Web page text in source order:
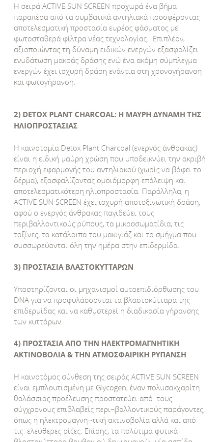
Η σειρά ACTIVE SUN SCREEN προχωρά ένα βήμα
παραπέρα από τα συμβατικά αντηλιακά προσφέροντας
αποτελεσματική προστασία ευρέος φάσματος με
φωτοσταθερά φίλτρα νέας τεχνολογίας. Eπιπλέον,
αξιοποιώντας τη δύναμη ειδικών ενεργών εξασφαλίζει
ενυδάτωση μακράς δράσης ενώ ένα ακόμη σύμπλεγμα
ενεργών έχει ισχυρή δράση ενάντια στη χρονογήρανση
και φωτογήρανση.
2) DETOX PLANT CHARCOAL: Η ΜΑΥΡΗ ΔΥΝΑΜΗ ΤΗΣ
ΗΛΙΟΠΡΟΣΤΑΣΙΑΣ
Η καινοτομία Detox Plant Charcoal (ενεργός άνθρακας)
είναι η ειδική μαύρη χρώση που υποδεικνύει την ακριβή
περιοχή εφαρμογής του αντηλιακού (χωρίς να βάφει το
δέρμα), εξασφαλίζοντας ομοιόμορφη επάλειψη και
αποτελεσματικότερη ηλιοπροστασία. Παράλληλα, η
ACTIVE SUN SCREEN έχει ισχυρή αποτοξινωτική δράση,
αφού ο ενεργός άνθρακας παγιδεύει τους
περιβαλλοντικούς ρύπους, τα μικροσωματίδια, τις
τοξίνες, τα κατάλοιπα του μακιγιάζ και το σμήγμα που
συσσωρεύονται όλη την ημέρα στην επιδερμίδα.
3) ΠΡΟΣΤΑΣΙΑ ΒΛΑΣΤΟΚΥΤΤΑΡΩΝ
Υποστηρίζονται οι μηχανισμοί αυτοεπιδιόρθωσης του
DNA για να προφυλάσσονται τα βλαστοκύτταρα της
επιδερμίδας και να καθυστερεί η διαδικασία γήρανσης
των κυττάρων.
4) ΠΡΟΣΤΑΣΙΑ ΑΠΟ ΤΗΝ ΗΛΕΚΤΡΟΜΑΓΝΗΤΙΚΗ
ΑΚΤΙΝΟΒΟΛΙΑ & ΤΗΝ ΑΤΜΟΣΦΑΙΡΙΚΗ ΡΥΠΑΝΣΗ
Η καινοτόμος σύνθεση της σειράς ACTIVE SUN SCREEN
είναι εμπλουτισμένη με Glycogen, έναν πολυσακχαρίτη
θαλάσσιας προέλευσης προστατεύει από τους
σύγχρονους επιβλαβείς περι¬βαλλοντικούς παράγοντες,
όπως η ηλεκτρομαγνη¬τική ακτινοβολία αλλά και από
τις ελεύθερες ρίζες. Επίσης, τα πολύτιμα φυτικά